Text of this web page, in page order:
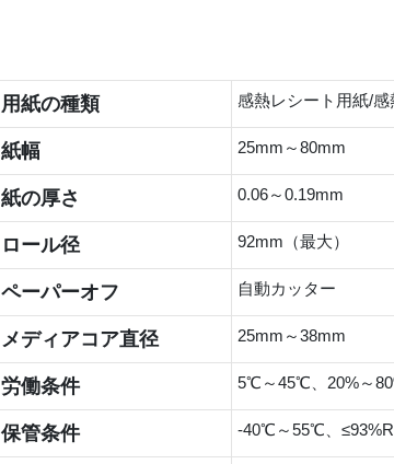
用紙の種類 感熱レシート用紙/
紙幅 25mm～80mm
紙の厚さ 0.06～0.19mm
ロール径 92mm（最大）
ペーパーオフ 自動カッター
メディアコア直径 25mm～38mm
労働条件 5℃～45℃、20%～
保管条件 -40℃～55℃、